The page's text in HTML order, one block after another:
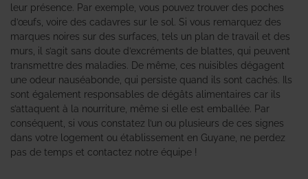
leur présence. Par exemple, vous pouvez trouver des poches
d’œufs, voire des cadavres sur le sol. Si vous remarquez des
marques noires sur des surfaces, tels un plan de travail et des
murs, il s’agit sans doute d’excréments de blattes, qui peuvent
transmettre des maladies. De même, ces nuisibles dégagent
une odeur nauséabonde, qui persiste quand ils sont cachés. Ils
sont également responsables de dégâts alimentaires car ils
s’attaquent à la nourriture, même si elle est emballée. Par
conséquent, si vous constatez l’un ou plusieurs de ces signes
dans votre logement ou établissement en Guyane, ne perdez
pas de temps et contactez notre équipe !